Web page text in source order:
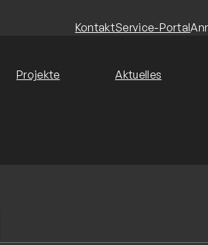
KontaktService-Portal
Projekte Aktuelles